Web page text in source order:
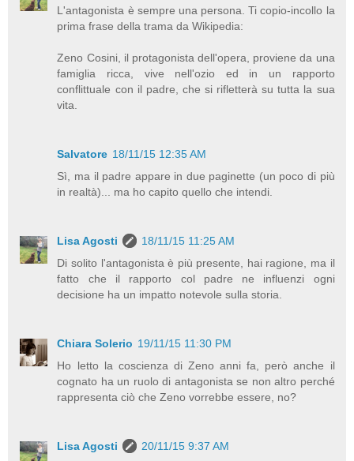
L'antagonista è sempre una persona. Ti copio-incollo la
prima frase della trama da Wikipedia:
Zeno Cosini, il protagonista dell'opera, proviene da una
famiglia ricca, vive nell'ozio ed in un rapporto
conflittuale con il padre, che si rifletterà su tutta la sua
vita.
Salvatore 18/11/15 12:35 AM
Sì, ma il padre appare in due paginette (un poco di più
in realtà)... ma ho capito quello che intendi.
Lisa Agosti
18/11/15 11:25 AM
Di solito l'antagonista è più presente, hai ragione, ma il
fatto che il rapporto col padre ne influenzi ogni
decisione ha un impatto notevole sulla storia.
Chiara Solerio 19/11/15 11:30 PM
Ho letto la coscienza di Zeno anni fa, però anche il
cognato ha un ruolo di antagonista se non altro perché
rappresenta ciò che Zeno vorrebbe essere, no?
Lisa Agosti
20/11/15 9:37 AM